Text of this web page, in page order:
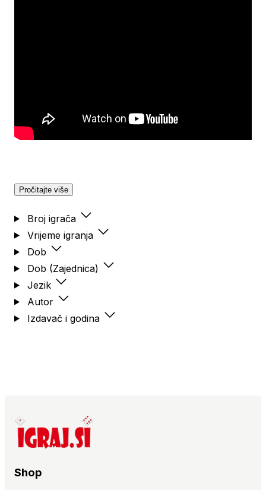
Pročitajte više
Broj igrača
Vrijeme igranja
Dob
Dob (Zajednica)
Jezik
Autor
Izdavač i godina
Shop